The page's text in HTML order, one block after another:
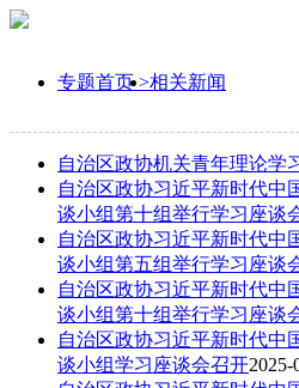
专题首页 >相关新闻
自治区政协机关青年理论学
自治区政协习近平新时代中
谈小组第十组举行学习座谈
自治区政协习近平新时代中
谈小组第五组举行学习座谈
自治区政协习近平新时代中
谈小组第十组举行学习座谈
自治区政协习近平新时代中
谈小组学习座谈会召开2025-